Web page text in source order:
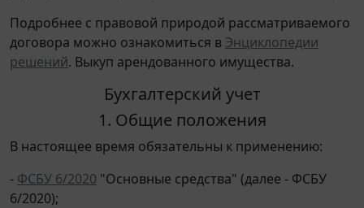
Подробнее с правовой природой рассматриваемого
договора можно ознакомиться в Энциклопедии
решений. Выкуп арендованного имущества.
Бухгалтерский учет
1. Общие положения
В настоящее время обязательны к применению:
- ФСБУ 6/2020 "Основные средства" (далее - ФСБУ
6/2020);